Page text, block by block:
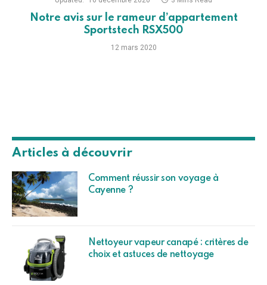
Notre avis sur le rameur d’appartement
Sportstech RSX500
12 mars 2020
Articles à découvrir
Comment réussir son voyage à
Cayenne ?
Nettoyeur vapeur canapé : critères de
choix et astuces de nettoyage